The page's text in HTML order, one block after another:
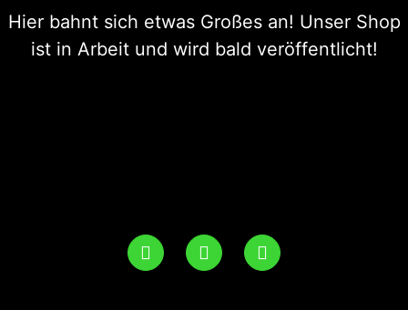
Hier bahnt sich etwas Großes an! Unser Shop
ist in Arbeit und wird bald veröffentlicht!